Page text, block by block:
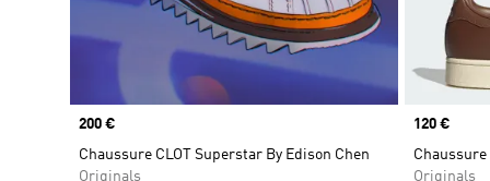
Prix
200 €
Chaussure CLOT Superstar By Edison Chen
Originals
Prix
120 €
Chaussure
Originals